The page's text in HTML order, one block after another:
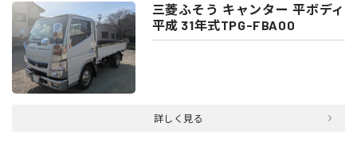
三菱ふそう キャンター 平ボディ
平成 31年式TPG-FBA00
詳しく見る